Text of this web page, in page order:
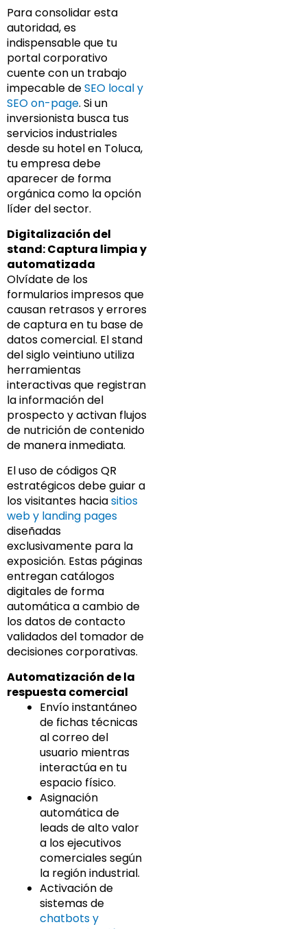
Para consolidar esta
autoridad, es
indispensable que tu
portal corporativo
cuente con un trabajo
impecable deSEO local y
SEO on-page. Si un
inversionista busca tus
servicios industriales
desde su hotel en Toluca,
tu empresa debe
aparecer de forma
orgánica como la opción
líder del sector.
Digitalización del
stand: Captura limpia y
automatizada
Olvídate de los
formularios impresos que
causan retrasos y errores
de captura en tu base de
datos comercial. El stand
del siglo veintiuno utiliza
herramientas
interactivas que registran
la información del
prospecto y activan flujos
de nutrición de contenido
de manera inmediata.
El uso de códigos QR
estratégicos debe guiar a
los visitantes haciasitios
web y landing pages
diseñadas
exclusivamente para la
exposición. Estas páginas
entregan catálogos
digitales de forma
automática a cambio de
los datos de contacto
validados del tomador de
decisiones corporativas.
Automatización de la
respuesta comercial
Envío instantáneo
de fichas técnicas
al correo del
usuario mientras
interactúa en tu
espacio físico.
Asignación
automática de
leads de alto valor
a los ejecutivos
comerciales según
la región industrial.
Activación de
sistemas de
chatbots y